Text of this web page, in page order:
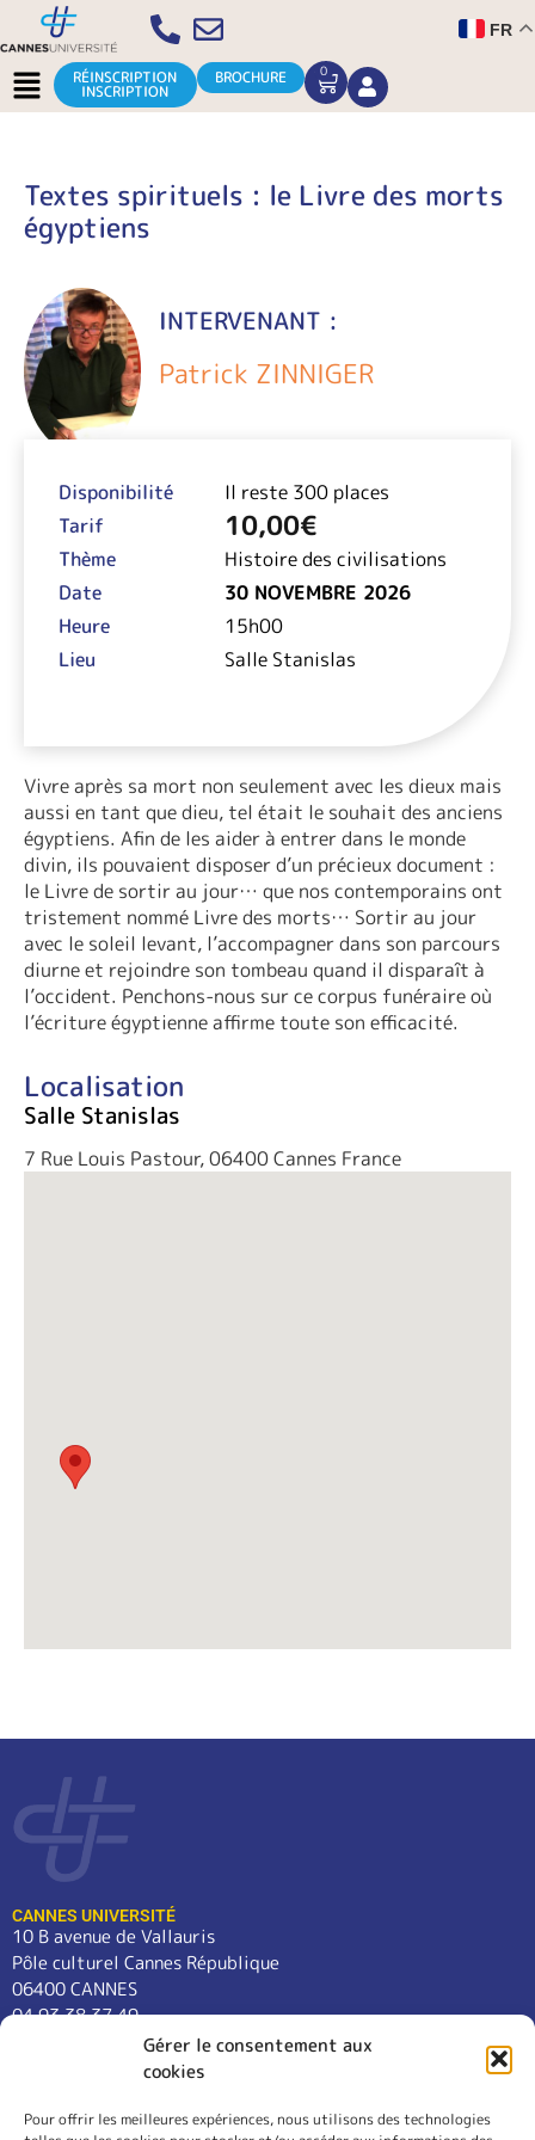
Gérer le consentement aux
cookies
Pour offrir les meilleures expériences, nous utilisons des technologies
Aller
au
contenu
FR
Menu RÉINSCRIPTION
INSCRIPTION
BROCHURE 0
CART
Textes spirituels : le Livre des morts
égyptiens
INTERVENANT :
Patrick ZINNIGER
Disponibilité
Il reste 300 places
Tarif
10,00€
Thème
Histoire des civilisations
Date
30 NOVEMBRE 2026
Heure
15h00
Lieu
Salle Stanislas
Vivre après sa mort non seulement avec les dieux mais
aussi en tant que dieu, tel était le souhait des anciens
égyptiens. Afin de les aider à entrer dans le monde
divin, ils pouvaient disposer d’un précieux document :
le Livre de sortir au jour… que nos contemporains ont
tristement nommé Livre des morts… Sortir au jour
avec le soleil levant, l’accompagner dans son parcours
diurne et rejoindre son tombeau quand il disparaît à
l’occident. Penchons-nous sur ce corpus funéraire où
l’écriture égyptienne affirme toute son efficacité.
Localisation
Salle Stanislas
7 Rue Louis Pastour, 06400 Cannes France
CANNES UNIVERSITÉ
10 B avenue de Vallauris
Pôle culturel Cannes République
06400 CANNES
04 93 38 37 49
contact@cannes-universite.fr
COURS